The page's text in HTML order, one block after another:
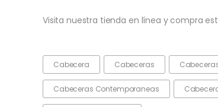
Visita nuestra tienda en línea y compra
Cabecera Cabeceras
Cabeceras Contemporaneas